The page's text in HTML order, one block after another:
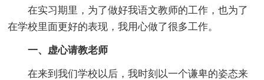
在实习期里，为了做好我语文教师的工作，也为了
在学校里面更好的表现，我用心做了很多工作。
一、虚心请教老师
在来到我们学校以后，我时刻以一个谦卑的姿态来